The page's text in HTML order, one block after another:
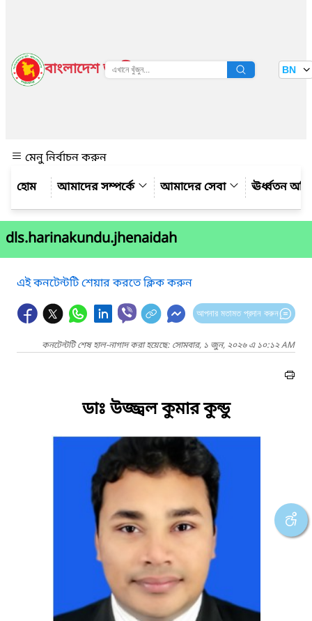
বাংলাদেশ জাতীয় তথ্য বাতায়ন BN
মেনু নির্বাচন করুন
আমাদের সম্পর্কে
আমাদের সেবা ঊর্ধ্বতন
dls.harinakundu.jhenaidah
এই কনটেন্টটি শেয়ার করতে ক্লিক করুন
আপনার মতামত প্রদান করুন
কনটেন্টটি শেষ হাল-নাগাদ করা হয়েছে: সোমবার, ১ জুন, ২০২৬ এ ১০:১২ AM
ডাঃ উজ্জ্বল কুমার কুন্ডু